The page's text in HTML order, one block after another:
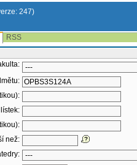
247)
RSS
než: